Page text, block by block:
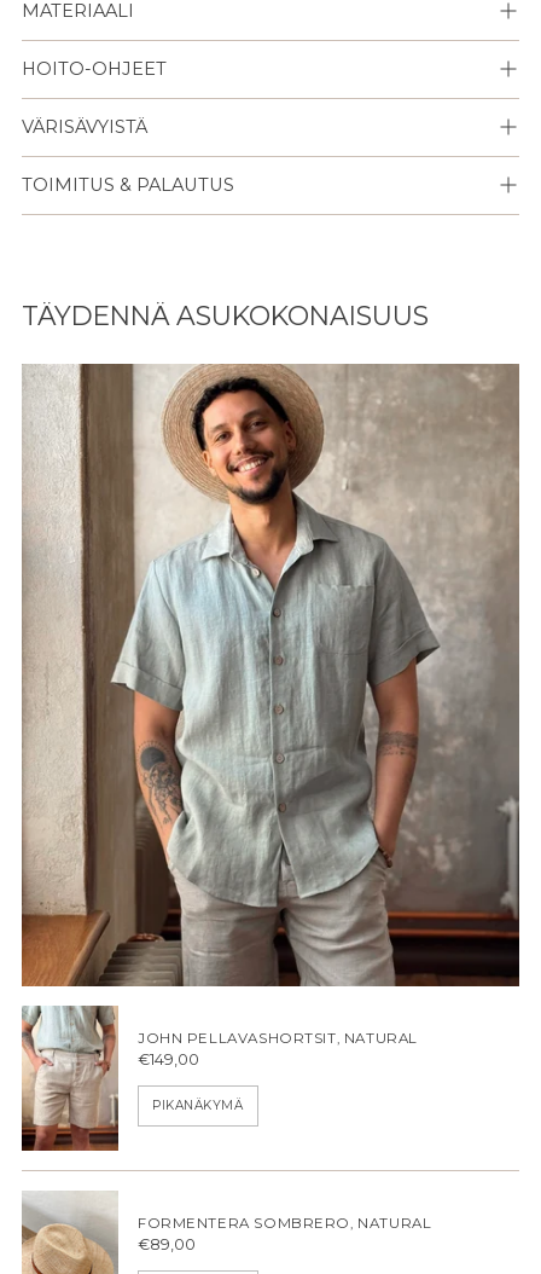
MATERIAALI
HOITO-OHJEET
VÄRISÄVYISTÄ
TOIMITUS & PALAUTUS
ostoskoriisi
TÄYDENNÄ ASUKOKONAISUUS
JOHN PELLAVASHORTSIT, NATURAL
€149,00
PIKANÄKYMÄ
FORMENTERA SOMBRERO, NATURAL
€89,00